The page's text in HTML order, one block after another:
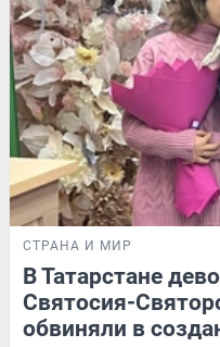
СТРАНА И МИР
В Татарстане
Святосия-
обвиняли в